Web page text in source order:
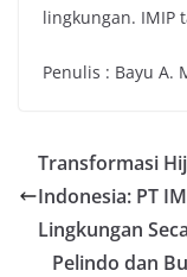
lingkungan. IMIP
Penulis : Bayu A.
Transformasi
Indonesia: PT
Lingkungan
Pelindo dan